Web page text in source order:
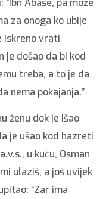
Abase, pa može
za onoga ko ubije
iskreno vrati
je došao da bi kod
treba, a to je da
nema pokajanja.”
ženu dok je išao
je ušao kod hazreti
u kuću, Osman
ulaziš, a još uvijek
“Zar ima